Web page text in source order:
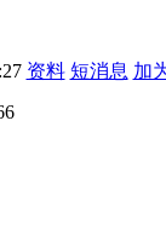
资料 短消息 加